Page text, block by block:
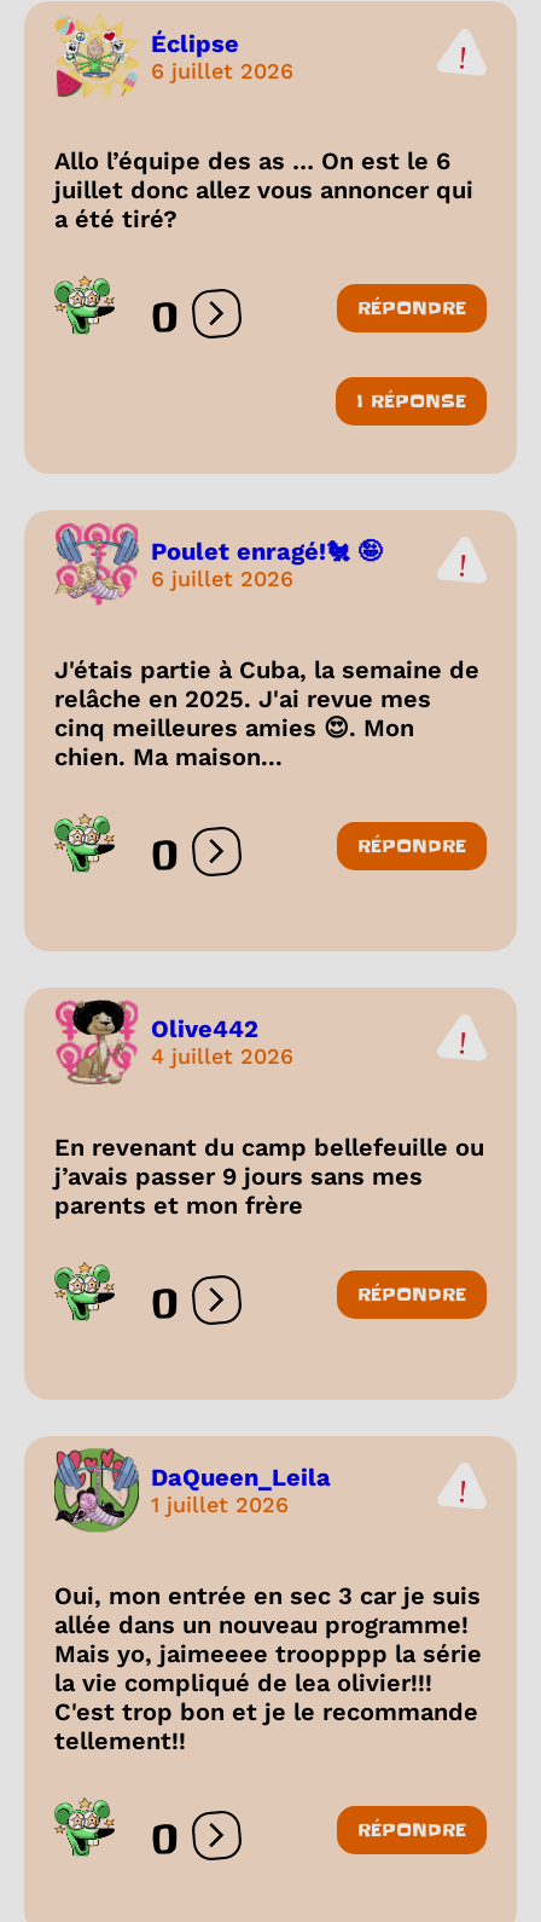
Éclipse
6 juillet 2026
Allo l’équipe des as … On est le 6
juillet donc allez vous annoncer qui
a été tiré?
0 Ouvrir les réactions
RÉPONDRE
1 RÉPONSE
Poulet enragé!🐔 🤪
6 juillet 2026
J'étais partie à Cuba, la semaine de
relâche en 2025. J'ai revue mes
cinq meilleures amies 😍. Mon
chien. Ma maison...
0 Ouvrir les réactions
RÉPONDRE
Olive442
4 juillet 2026
En revenant du camp bellefeuille ou
j’avais passer 9 jours sans mes
parents et mon frère
0 Ouvrir les réactions
RÉPONDRE
DaQueen_Leila
1 juillet 2026
Oui, mon entrée en sec 3 car je suis
allée dans un nouveau programme!
Mais yo, jaimeeee troopppp la série
la vie compliqué de lea olivier!!!
C'est trop bon et je le recommande
tellement!!
0 Ouvrir les réactions
RÉPONDRE